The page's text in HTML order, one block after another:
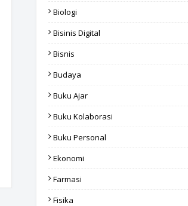
Biologi
Bisinis Digital
Bisnis
Budaya
Buku Ajar
Buku Kolaborasi
Buku Personal
Ekonomi
Farmasi
Fisika